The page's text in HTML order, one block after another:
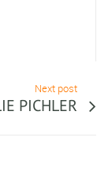
Next post
PICHLER